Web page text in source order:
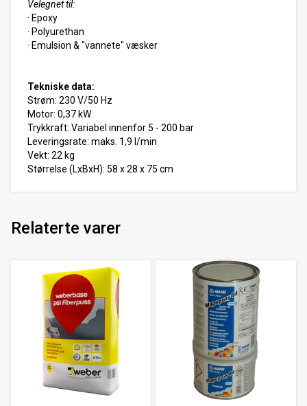
Velegnet til:
· Epoxy
· Polyurethan
· Emulsion & "vannete" væsker
Tekniske data:
Strøm: 230 V/50 Hz
Motor: 0,37 kW
Trykkraft: Variabel innenfor 5 - 200 bar
Leveringsrate: maks. 1,9 l/min
Vekt: 22 kg
Størrelse (LxBxH): 58 x 28 x 75 cm
Relaterte varer